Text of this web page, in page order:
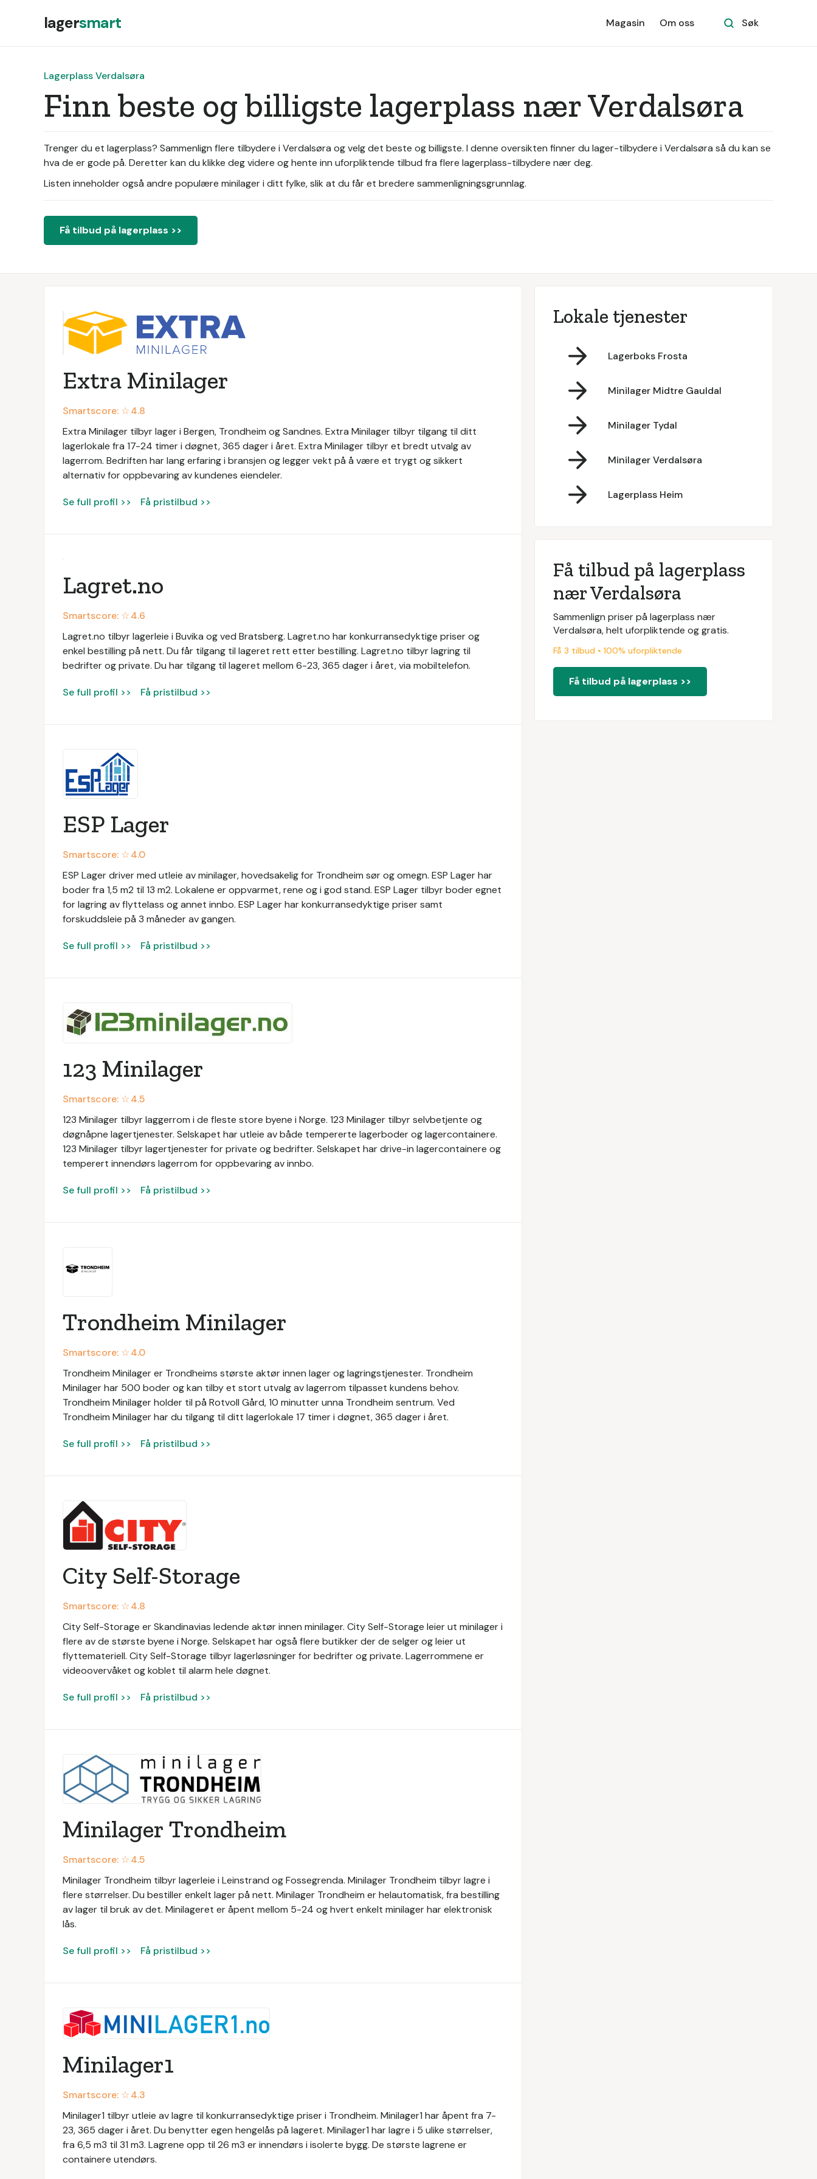
lagersmart Magasin Om oss Søk
Lagerplass Verdalsøra
Finn beste og billigste lagerplass nær Verdalsøra
Trenger du et lagerplass? Sammenlign flere tilbydere i Verdalsøra og velg det beste og billigste. I denne oversikten finner du lager-tilbydere i Verdalsøra så du kan se
hva de er gode på. Deretter kan du klikke deg videre og hente inn uforpliktende tilbud fra flere lagerplass-tilbydere nær deg.
Listen inneholder også andre populære minilager i ditt fylke, slik at du får et bredere sammenligningsgrunnlag.
Få tilbud på lagerplass >>
Extra Minilager
Smartscore: ☆4.8
Extra Minilager tilbyr lager i Bergen, Trondheim og Sandnes. Extra Minilager tilbyr tilgang til ditt
lagerlokale fra 17-24 timer i døgnet, 365 dager i året. Extra Minilager tilbyr et bredt utvalg av
lagerrom. Bedriften har lang erfaring i bransjen og legger vekt på å være et trygt og sikkert
alternativ for oppbevaring av kundenes eiendeler.
Se full profil >> Få pristilbud >>
​Lagret.no
Smartscore: ☆4.6
Lagret.no tilbyr lagerleie i Buvika og ved Bratsberg. ​Lagret.no har konkurransedyktige priser og
enkel bestilling på nett. Du får tilgang til lageret rett etter bestilling. ​Lagret.no tilbyr lagring til
bedrifter og private. Du har tilgang til lageret mellom 6-23, 365 dager i året, via mobiltelefon.
Se full profil >> Få pristilbud >>
ESP Lager
Smartscore: ☆4.0
ESP Lager driver med utleie av minilager, hovedsakelig for Trondheim sør og omegn. ESP Lager har
boder fra 1,5 m2 til 13 m2. Lokalene er oppvarmet, rene og i god stand. ESP Lager tilbyr boder egnet
for lagring av flyttelass og annet innbo. ESP Lager har konkurransedyktige priser samt
forskuddsleie på 3 måneder av gangen.
Se full profil >> Få pristilbud >>
123 Minilager
Smartscore: ☆4.5
123 Minilager tilbyr laggerrom i de fleste store byene i Norge. 123 Minilager tilbyr selvbetjente og
døgnåpne lagertjenester. Selskapet har utleie av både tempererte lagerboder og lagercontainere.
123 Minilager tilbyr lagertjenester for private og bedrifter. Selskapet har drive-in lagercontainere og
temperert innendørs lagerrom for oppbevaring av innbo.
Se full profil >> Få pristilbud >>
Trondheim Minilager
Smartscore: ☆4.0
Trondheim Minilager er Trondheims største aktør innen lager og lagringstjenester. Trondheim
Minilager har 500 boder og kan tilby et stort utvalg av lagerrom tilpasset kundens behov.
Trondheim Minilager holder til på Rotvoll Gård, 10 minutter unna Trondheim sentrum. Ved
Trondheim Minilager har du tilgang til ditt lagerlokale 17 timer i døgnet, 365 dager i året.
Se full profil >> Få pristilbud >>
City Self-Storage
Smartscore: ☆4.8
City Self-Storage er Skandinavias ledende aktør innen minilager. City Self-Storage leier ut minilager i
flere av de største byene i Norge. Selskapet har også flere butikker der de selger og leier ut
flyttemateriell. City Self-Storage tilbyr lagerløsninger for bedrifter og private. Lagerrommene er
videoovervåket og koblet til alarm hele døgnet.
Se full profil >> Få pristilbud >>
Minilager Trondheim
Smartscore: ☆4.5
Minilager Trondheim tilbyr lagerleie i Leinstrand og Fossegrenda. Minilager Trondheim tilbyr lagre i
flere størrelser. Du bestiller enkelt lager på nett. Minilager Trondheim er helautomatisk, fra bestilling
av lager til bruk av det. Minilageret er åpent mellom 5-24 og hvert enkelt minilager har elektronisk
lås.
Se full profil >> Få pristilbud >>
Minilager1
Smartscore: ☆4.3
Minilager1 tilbyr utleie av lagre til konkurransedyktige priser i Trondheim. Minilager1 har åpent fra 7-
23, 365 dager i året. Du benytter egen hengelås på lageret. Minilager1 har lagre i 5 ulike størrelser,
fra 6,5 m3 til 31 m3. Lagrene opp til 26 m3 er innendørs i isolerte bygg. De største lagrene er
containere utendørs.
Lokale tjenester
Lagerboks Frosta
Minilager Midtre Gauldal
Minilager Tydal
Minilager Verdalsøra
Lagerplass Heim
Få tilbud på lagerplass
nær Verdalsøra
Sammenlign priser på lagerplass nær
Verdalsøra, helt uforpliktende og gratis.
Få 3 tilbud • 100% uforpliktende
Få tilbud på lagerplass >>